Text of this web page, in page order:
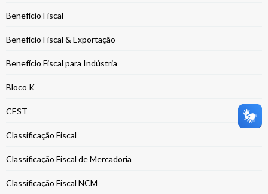
Benefício Fiscal
Benefício Fiscal & Exportação
Benefício Fiscal para Indústria
Bloco K
CEST
Classificação Fiscal
Classificação Fiscal de Mercadoria
Classificação Fiscal NCM